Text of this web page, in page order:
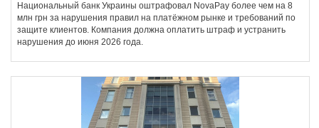
Национальный банк Украины оштрафовал NovaPay более чем на 8
млн грн за нарушения правил на платёжном рынке и требований по
защите клиентов. Компания должна оплатить штраф и устранить
нарушения до июня 2026 года.